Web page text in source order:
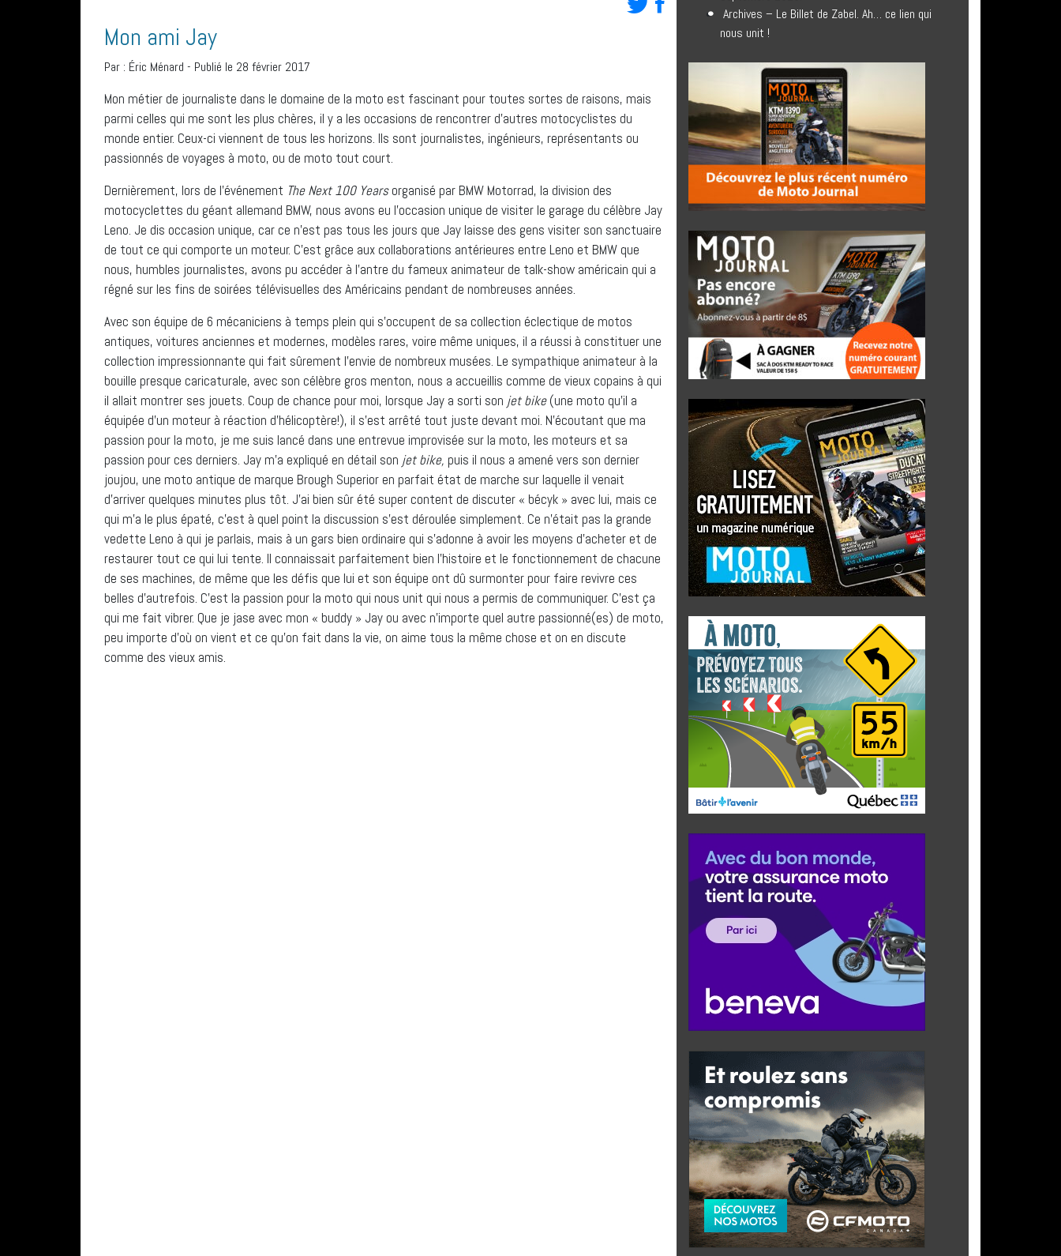
Mon ami Jay
Par : Éric Ménard - Publié le 28 février 2017
Mon métier de journaliste dans le domaine de la moto est fascinant pour toutes sortes de raisons, mais
parmi celles qui me sont les plus chères, il y a les occasions de rencontrer d’autres motocyclistes du
monde entier. Ceux-ci viennent de tous les horizons. Ils sont journalistes, ingénieurs, représentants ou
passionnés de voyages à moto, ou de moto tout court.
Dernièrement, lors de l’événement The Next 100 Yearsorganisé par BMW Motorrad, la division des
motocyclettes du géant allemand BMW, nous avons eu l’occasion unique de visiter le garage du célèbre Jay
Leno. Je dis occasion unique, car ce n’est pas tous les jours que Jay laisse des gens visiter son sanctuaire
de tout ce qui comporte un moteur. C’est grâce aux collaborations antérieures entre Leno et BMW que
nous, humbles journalistes, avons pu accéder à l’antre du fameux animateur de talk-show américain qui a
régné sur les fins de soirées télévisuelles des Américains pendant de nombreuses années.
Avec son équipe de 6 mécaniciens à temps plein qui s’occupent de sa collection éclectique de motos
antiques, voitures anciennes et modernes, modèles rares, voire même uniques, il a réussi à constituer une
collection impressionnante qui fait sûrement l’envie de nombreux musées. Le sympathique animateur à la
bouille presque caricaturale, avec son célèbre gros menton, nous a accueillis comme de vieux copains à qui
il allait montrer ses jouets. Coup de chance pour moi, lorsque Jay a sorti son jet bike(une moto qu’il a
équipée d’un moteur à réaction d’hélicoptère!), il s’est arrêté tout juste devant moi. N’écoutant que ma
passion pour la moto, je me suis lancé dans une entrevue improvisée sur la moto, les moteurs et sa
passion pour ces derniers. Jay m’a expliqué en détail son jet bike, puis il nous a amené vers son dernier
joujou, une moto antique de marque Brough Superior en parfait état de marche sur laquelle il venait
d’arriver quelques minutes plus tôt. J’ai bien sûr été super content de discuter « bécyk » avec lui, mais ce
qui m’a le plus épaté, c’est à quel point la discussion s’est déroulée simplement. Ce n’était pas la grande
vedette Leno à qui je parlais, mais à un gars bien ordinaire qui s’adonne à avoir les moyens d’acheter et de
restaurer tout ce qui lui tente. Il connaissait parfaitement bien l’histoire et le fonctionnement de chacune
de ses machines, de même que les défis que lui et son équipe ont dû surmonter pour faire revivre ces
belles d’autrefois. C’est la passion pour la moto qui nous unit qui nous a permis de communiquer. C’est ça
qui me fait vibrer. Que je jase avec mon « buddy » Jay ou avec n’importe quel autre passionné(es) de moto,
peu importe d’où on vient et ce qu’on fait dans la vie, on aime tous la même chose et on en discute
comme des vieux amis.
Archives – Le Billet de Zabel. Ah… ce lien qui
nous unit !